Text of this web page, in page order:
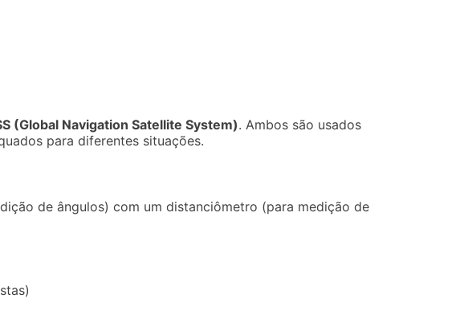
(Global Navigation Satellite System). Ambos são usados
para diferentes situações.
de ângulos) com um distanciômetro (para medição de